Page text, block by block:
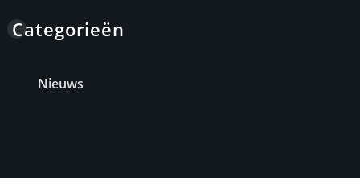
Categorieën
Nieuws